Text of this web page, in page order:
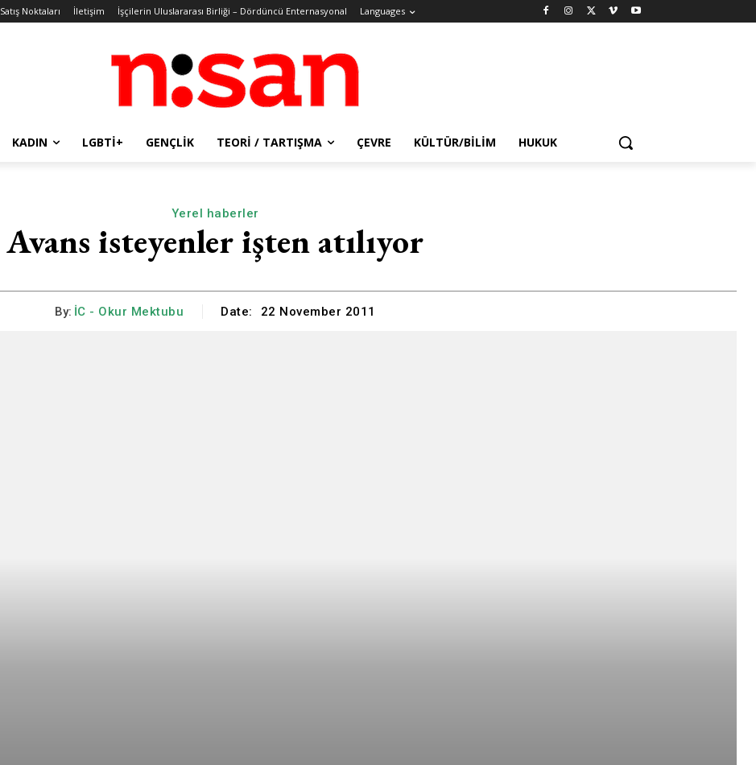
Satış Noktaları İletişim İşçilerin Uluslararası Birliği – Dördüncü Enternasyonal Languages
KADIN LGBTİ+ GENÇLIK TEORI / TARTIŞMA ÇEVRE KÜLTÜR/BILIM HUKUK
Yerel haberler
Avans isteyenler işten atılıyor
By: İC - Okur Mektubu Date: 22 November 2011